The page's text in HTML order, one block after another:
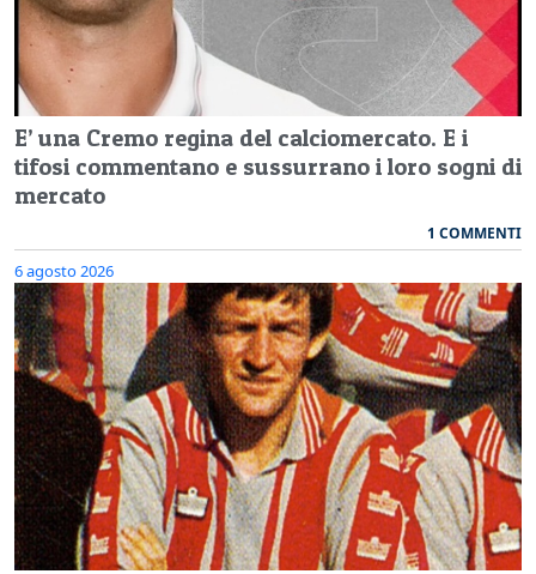
E’ una Cremo regina del calciomercato. E i
tifosi commentano e sussurrano i loro sogni di
mercato
1 COMMENTI
6 agosto 2026